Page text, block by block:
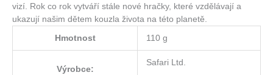
vizí. Rok co rok vytváří stále nové hračky, které vzdělávají a
ukazují našim dětem kouzla života na této planetě.
Hmotnost 110 g
Výrobce:
Safari Ltd.